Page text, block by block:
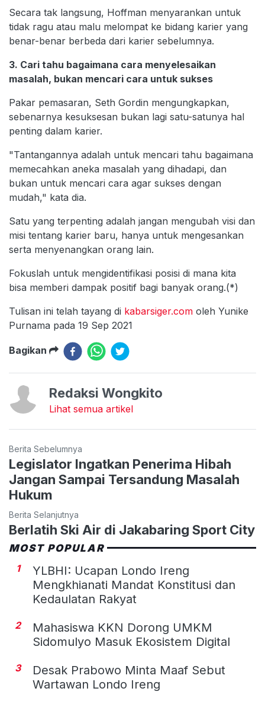
Secara tak langsung, Hoffman menyarankan untuk
tidak ragu atau malu melompat ke bidang karier yang
benar-benar berbeda dari karier sebelumnya.
3. Cari tahu bagaimana cara menyelesaikan
masalah, bukan mencari cara untuk sukses
Pakar pemasaran, Seth Gordin mengungkapkan,
sebenarnya kesuksesan bukan lagi satu-satunya hal
penting dalam karier.
"Tantangannya adalah untuk mencari tahu bagaimana
memecahkan aneka masalah yang dihadapi, dan
bukan untuk mencari cara agar sukses dengan
mudah," kata dia.
Satu yang terpenting adalah jangan mengubah visi dan
misi tentang karier baru, hanya untuk mengesankan
serta menyenangkan orang lain.
Fokuslah untuk mengidentifikasi posisi di mana kita
bisa memberi dampak positif bagi banyak orang.(*)
Tulisan ini telah tayang di kabarsiger.com oleh Yunike
Purnama pada 19 Sep 2021
Bagikan
Redaksi Wongkito
Lihat semua artikel
Berita Sebelumnya
Legislator Ingatkan Penerima Hibah
Jangan Sampai Tersandung Masalah
Hukum
Berita Selanjutnya
Berlatih Ski Air di Jakabaring Sport City
MOST POPULAR
1
YLBHI: Ucapan Londo Ireng
Mengkhianati Mandat Konstitusi dan
Kedaulatan Rakyat
2
Mahasiswa KKN Dorong UMKM
Sidomulyo Masuk Ekosistem Digital
3
Desak Prabowo Minta Maaf Sebut
Wartawan Londo Ireng